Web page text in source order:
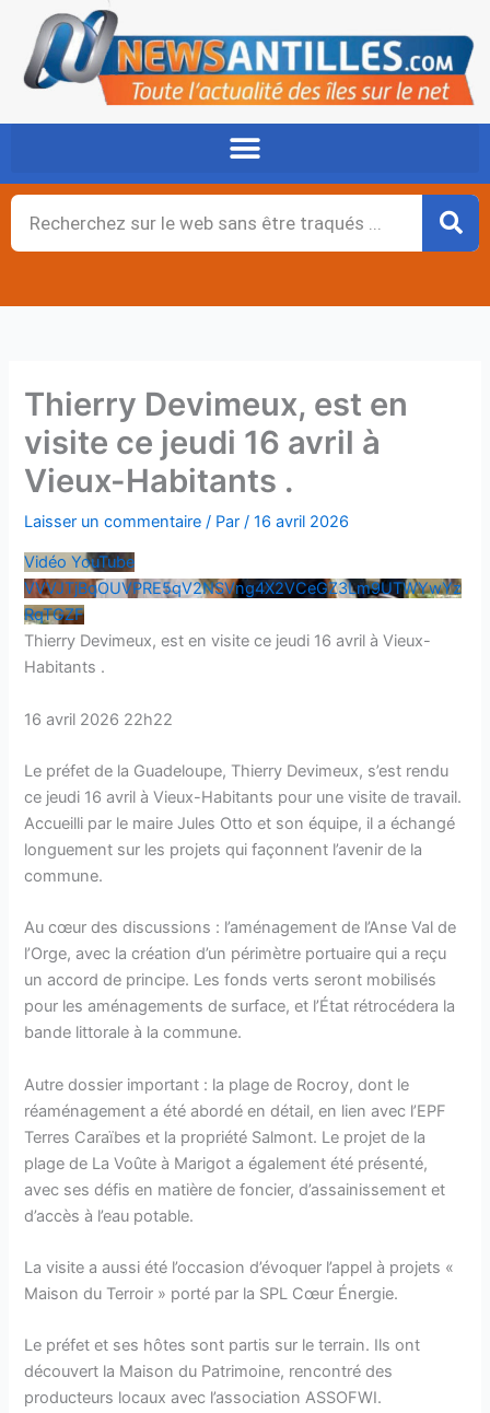
contenu
Rechercher
Thierry Devimeux, est en
visite ce jeudi 16 avril à
Vieux-Habitants .
Laisser un commentaire / Par/16 avril 2026
Vidéo YouTube
VVVJTjBqOUVPRE5qV2NSVng4X2VCeGZ3Lm9UTWYwYz
RqTGZF
Thierry Devimeux, est en visite ce jeudi 16 avril à Vieux-
Habitants .
16 avril 2026 22h22
Le préfet de la Guadeloupe, Thierry Devimeux, s’est rendu
ce jeudi 16 avril à Vieux-Habitants pour une visite de travail.
Accueilli par le maire Jules Otto et son équipe, il a échangé
longuement sur les projets qui façonnent l’avenir de la
commune.
Au cœur des discussions : l’aménagement de l’Anse Val de
l’Orge, avec la création d’un périmètre portuaire qui a reçu
un accord de principe. Les fonds verts seront mobilisés
pour les aménagements de surface, et l’État rétrocédera la
bande littorale à la commune.
Autre dossier important : la plage de Rocroy, dont le
réaménagement a été abordé en détail, en lien avec l’EPF
Terres Caraïbes et la propriété Salmont. Le projet de la
plage de La Voûte à Marigot a également été présenté,
avec ses défis en matière de foncier, d’assainissement et
d’accès à l’eau potable.
La visite a aussi été l’occasion d’évoquer l’appel à projets «
Maison du Terroir » porté par la SPL Cœur Énergie.
Le préfet et ses hôtes sont partis sur le terrain. Ils ont
découvert la Maison du Patrimoine, rencontré des
producteurs locaux avec l’association ASSOFWI.